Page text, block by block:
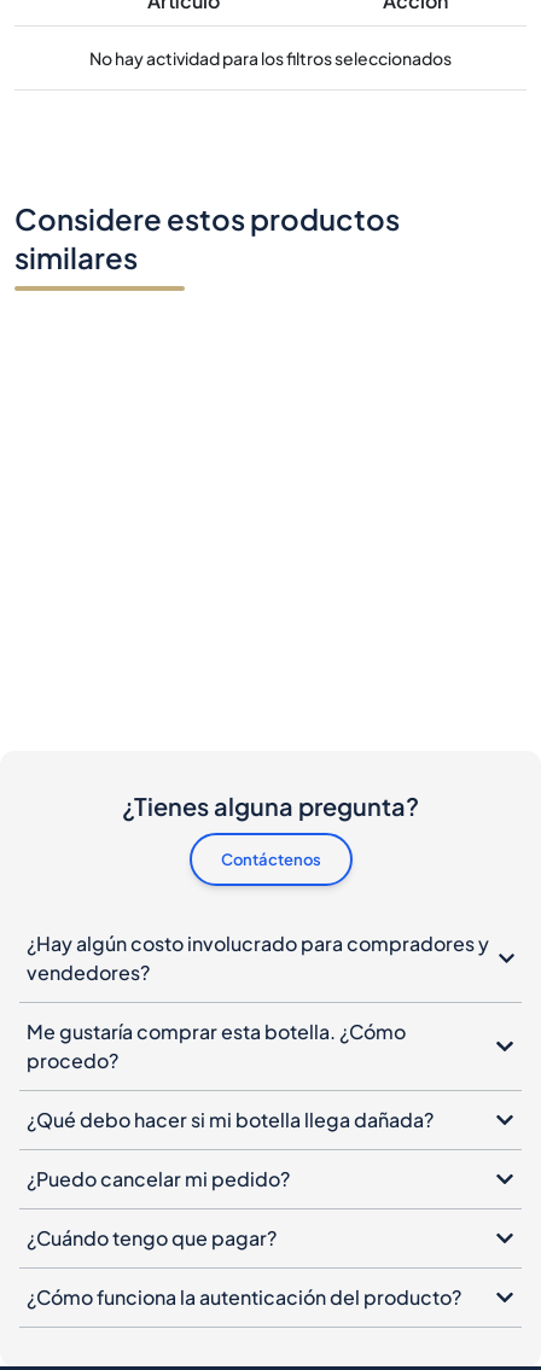
No hay actividad para los filtros seleccionados
Considere estos productos
similares
¿Tienes alguna pregunta?
Contáctenos
¿Hay algún costo involucrado para compradores y
vendedores?
Me gustaría comprar esta botella. ¿Cómo
procedo?
¿Qué debo hacer si mi botella llega dañada?
¿Puedo cancelar mi pedido?
¿Cuándo tengo que pagar?
¿Cómo funciona la autenticación del producto?